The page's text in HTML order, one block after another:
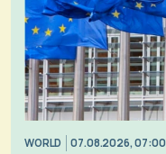
WORLD 07.08.2026, 07:00